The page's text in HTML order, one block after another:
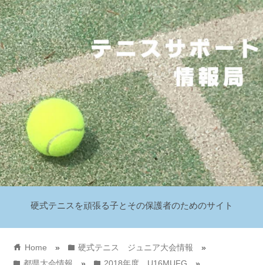
硬式テニスを頑張る子とその保護者のためのサイト
home Home » folder硬式テニス ジュニア大会情報 »